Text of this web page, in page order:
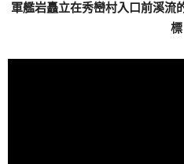
軍艦岩矗立在秀巒村入口前溪流
標